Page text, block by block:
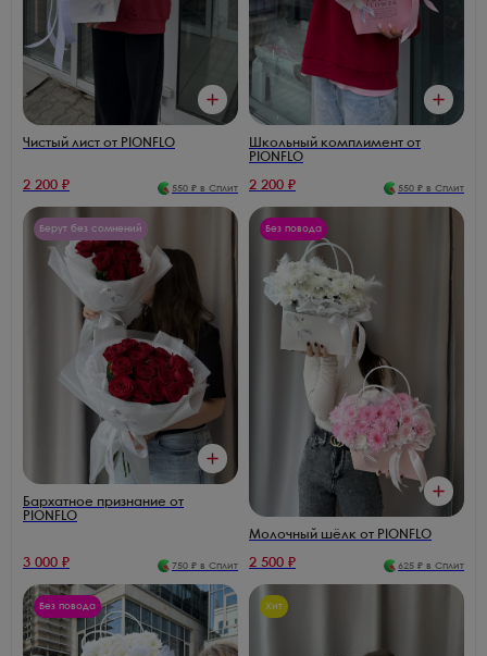
Чистый лист от PIONFLO
2 200 ₽ 550 ₽ в Сплит
Школьный комплимент от
PIONFLO
2 200 ₽ 550 ₽ в Сплит
Берут без сомнений
Бархатное признание от
PIONFLO
3 000 ₽ 750 ₽ в Сплит
Без повода
Молочный шёлк от PIONFLO
2 500 ₽ 625 ₽ в Сплит
Без повода Хит